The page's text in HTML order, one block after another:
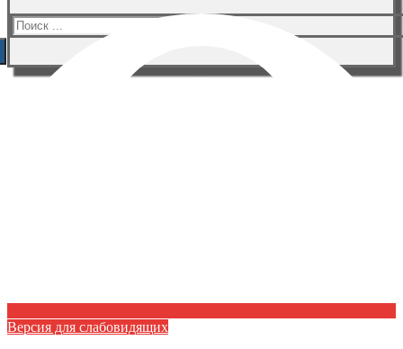
Искать:
Версия для слабовидящих